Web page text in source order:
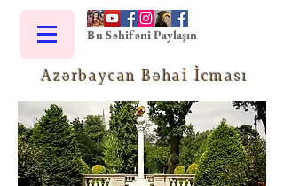
Bu Səhifəni Paylaşın
Azərbaycan Bəhai İcması